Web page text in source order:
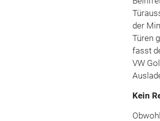
der
Türen
fasst
VW
Kein